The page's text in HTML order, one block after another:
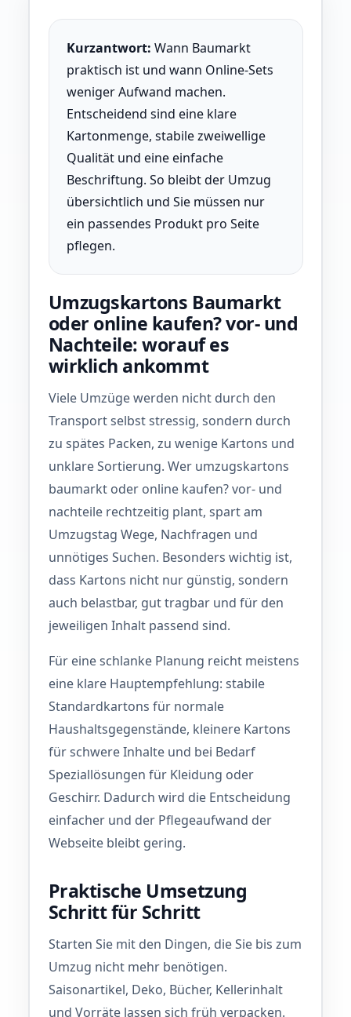
Kurzantwort: Wann Baumarkt
praktisch ist und wann Online-Sets
weniger Aufwand machen.
Entscheidend sind eine klare
Kartonmenge, stabile zweiwellige
Qualität und eine einfache
Beschriftung. So bleibt der Umzug
übersichtlich und Sie müssen nur
ein passendes Produkt pro Seite
pflegen.
Umzugskartons Baumarkt
oder online kaufen? vor- und
Nachteile: worauf es
wirklich ankommt
Viele Umzüge werden nicht durch den
Transport selbst stressig, sondern durch
zu spätes Packen, zu wenige Kartons und
unklare Sortierung. Wer umzugskartons
baumarkt oder online kaufen? vor- und
nachteile rechtzeitig plant, spart am
Umzugstag Wege, Nachfragen und
unnötiges Suchen. Besonders wichtig ist,
dass Kartons nicht nur günstig, sondern
auch belastbar, gut tragbar und für den
jeweiligen Inhalt passend sind.
Für eine schlanke Planung reicht meistens
eine klare Hauptempfehlung: stabile
Standardkartons für normale
Haushaltsgegenstände, kleinere Kartons
für schwere Inhalte und bei Bedarf
Speziallösungen für Kleidung oder
Geschirr. Dadurch wird die Entscheidung
einfacher und der Pflegeaufwand der
Webseite bleibt gering.
Praktische Umsetzung
Schritt für Schritt
Starten Sie mit den Dingen, die Sie bis zum
Umzug nicht mehr benötigen.
Saisonartikel, Deko, Bücher, Kellerinhalt
und Vorräte lassen sich früh verpacken.